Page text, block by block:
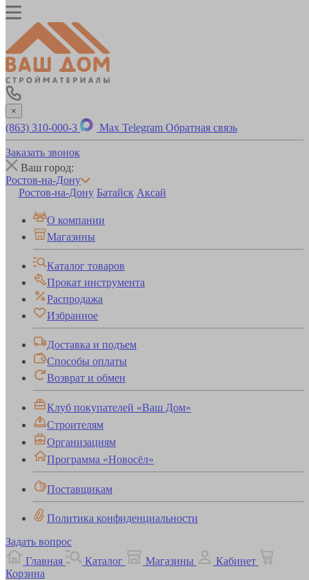
×
(863) 310-000-3 Max Telegram Обратная связь
Заказать звонок
Ваш город:
Ростов-на-Дону
Ростов-на-Дону Батайск Аксай
О компании
Магазины
Каталог товаров
Прокат инструмента
Распродажа
Избранное
Доставка и подъем
Способы оплаты
Возврат и обмен
Клуб покупателей «Ваш Дом»
Строителям
Организациям
Программа «Новосёл»
Поставщикам
Политика конфиденциальности
Задать вопрос
Главная
Каталог Магазины
Кабинет
Корзина